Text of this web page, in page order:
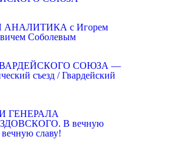
АНАЛИТИКА с Игорем
Соболевым
ГВАРДЕЙСКОГО СОЮЗА —
съезд / Гвардейский
ГЕНЕРАЛА
В вечную
славу!